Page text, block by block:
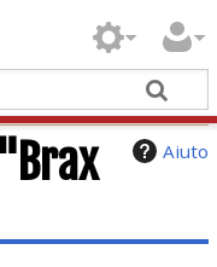
Aiuto